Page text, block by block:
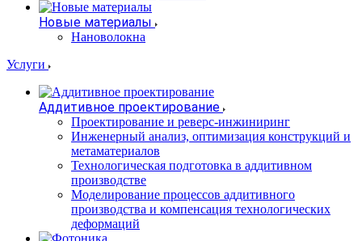
Новые материалы
Нановолокна
Услуги
Аддитивное проектирование
Проектирование и реверс-инжиниринг
Инженерный анализ, оптимизация конструкций и
метаматериалов
Технологическая подготовка в аддитивном
производстве
Моделирование процессов аддитивного
производства и компенсация технологических
деформаций